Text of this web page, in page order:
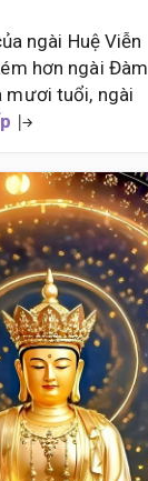
ngài Huệ Viễn
hơn ngài Đàm
mươi tuổi, ngài